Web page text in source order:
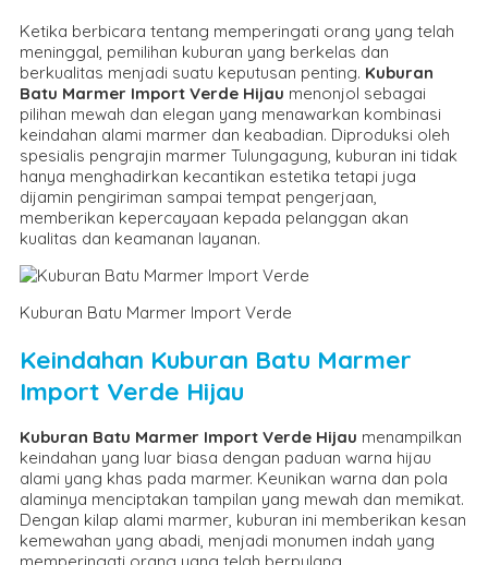
Ketika berbicara tentang memperingati orang yang telah
meninggal, pemilihan kuburan yang berkelas dan
berkualitas menjadi suatu keputusan penting. Kuburan
Batu Marmer Import Verde Hijau menonjol sebagai
pilihan mewah dan elegan yang menawarkan kombinasi
keindahan alami marmer dan keabadian. Diproduksi oleh
spesialis pengrajin marmer Tulungagung, kuburan ini tidak
hanya menghadirkan kecantikan estetika tetapi juga
dijamin pengiriman sampai tempat pengerjaan,
memberikan kepercayaan kepada pelanggan akan
kualitas dan keamanan layanan.
Kuburan Batu Marmer Import Verde
Keindahan Kuburan Batu Marmer
Import Verde Hijau
Kuburan Batu Marmer Import Verde Hijau menampilkan
keindahan yang luar biasa dengan paduan warna hijau
alami yang khas pada marmer. Keunikan warna dan pola
alaminya menciptakan tampilan yang mewah dan memikat.
Dengan kilap alami marmer, kuburan ini memberikan kesan
kemewahan yang abadi, menjadi monumen indah yang